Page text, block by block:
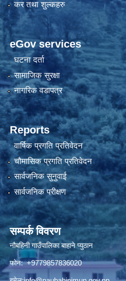
कर तथा शुल्कहरु
eGov services
घटना दर्ता
सामाजिक सुरक्षा
नागरिक वडापत्र
Reports
वार्षिक प्रगति प्रतिवेदन
चौमासिक प्रगति प्रतिवेदन
सार्वजनिक सुनुवाई
सार्वजनिक परीक्षण
सम्पर्क विवरण
नौबहिनी गाउँपालिका बाहाने प्युठान
फोन: +9779857836020